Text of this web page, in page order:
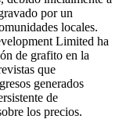
por un
locales.
Limited ha
de grafito en la
que
generados
de
los precios.